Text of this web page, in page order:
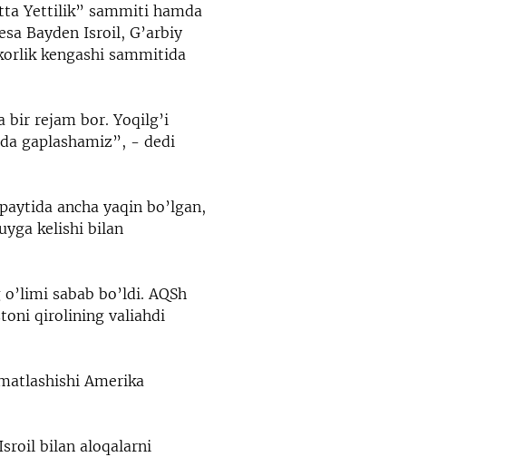
Yettilik” sammiti hamda
Bayden Isroil, G’arbiy
kengashi sammitida
bir rejam bor. Yoqilg’i
gaplashamiz”, - dedi
ancha yaqin bo’lgan,
kelishi bilan
sabab bo’ldi. AQSh
qirolining valiahdi
Amerika
bilan aloqalarni